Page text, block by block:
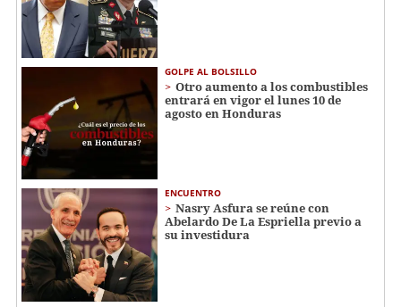
GOLPE AL BOLSILLO
Otro aumento a los combustibles
entrará en vigor el lunes 10 de
agosto en Honduras
ENCUENTRO
Nasry Asfura se reúne con
Abelardo De La Espriella previo a
su investidura